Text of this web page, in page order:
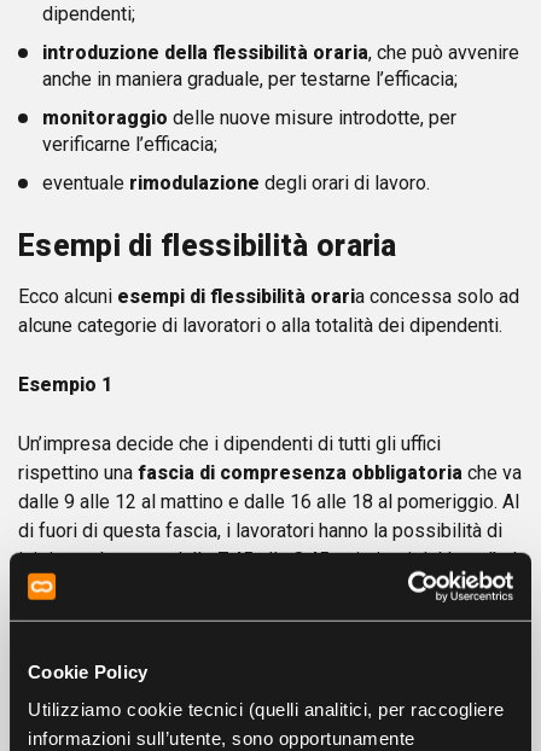
Cookie Policy
Utilizziamo cookie tecnici (quelli analitici, per raccogliere
informazioni sull’utente, sono opportunamente
dipendenti;
introduzione della flessibilità oraria, che può avvenire
anche in maniera graduale, per testarne l’efficacia;
monitoraggio delle nuove misure introdotte, per
verificarne l’efficacia;
eventuale rimodulazione degli orari di lavoro.
Esempi di flessibilità oraria
Ecco alcuni esempi di flessibilità oraria concessa solo ad
alcune categorie di lavoratori o alla totalità dei dipendenti.
Esempio 1
Un’impresa decide che i dipendenti di tutti gli uffici
rispettino una fascia di compresenza obbligatoria che va
dalle 9 alle 12 al mattino e dalle 16 alle 18 al pomeriggio. Al
di fuori di questa fascia, i lavoratori hanno la possibilità di
iniziare a lavorare dalle 7:45 alle 8:45 nei giorni dal lunedì al
venerdì e dalle 14:45 alle 15:45 nelle giornate in cui sia
previsto il rientro pomeridiano.
Esempio 2
L’azienda concede delle modalità di flessibilità oraria